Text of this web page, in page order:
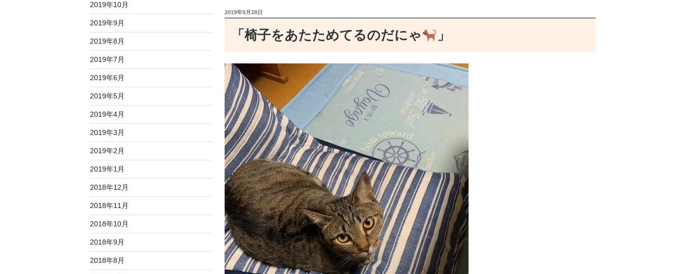
投
稿
2019年9月28日
「椅子をあたためてるのだにゃ 」
2019年10月
2019年9月
2019年8月
2019年7月
2019年6月
2019年5月
2019年4月
2019年3月
2019年2月
2019年1月
2018年12月
2018年11月
2018年10月
2018年9月
2018年8月